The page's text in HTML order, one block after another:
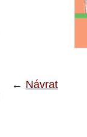
← Návrat